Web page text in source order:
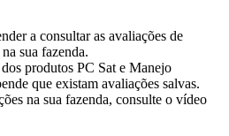
a consultar as avaliações de
sua fazenda.
produtos PC Sat e Manejo
que existam avaliações salvas.
na sua fazenda, consulte o vídeo